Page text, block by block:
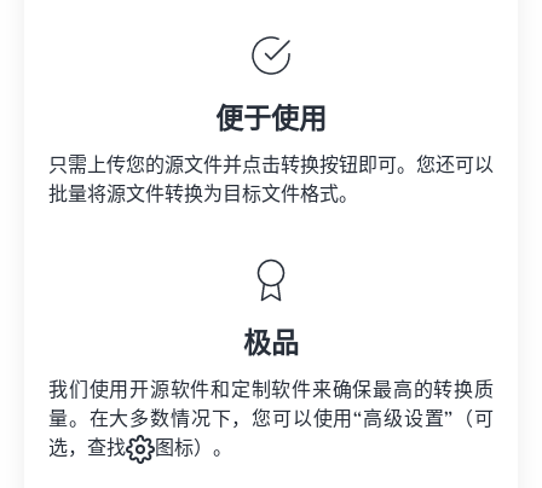
便于使用
只需上传您的源文件并点击转换按钮即可。您还可以
批量将源文件转换为目标文件格式。
极品
我们使用开源软件和定制软件来确保最高的转换质
量。在大多数情况下，您可以使用“高级设置”（可
选，查找
图标）。